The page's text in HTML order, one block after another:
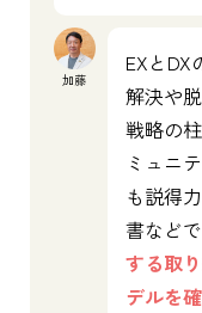
加藤
EXと
解決や
戦略の
ミュニ
も説得
書など
する取
デルを